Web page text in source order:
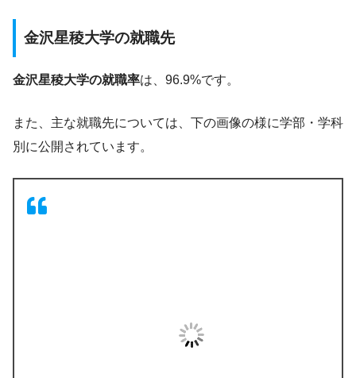
金沢星稜大学の就職先
金沢星稜大学の就職率は、96.9%です。
また、主な就職先については、下の画像の様に学部・学科
別に公開されています。